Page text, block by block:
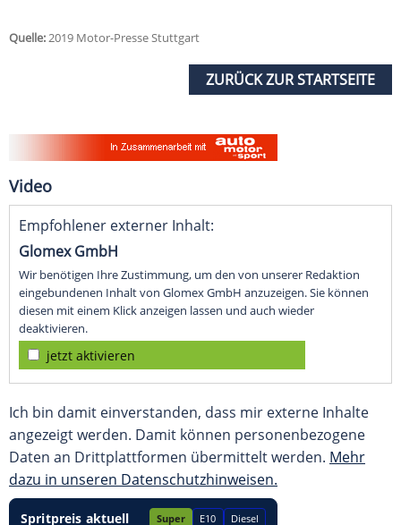
Quelle:2019 Motor-Presse Stuttgart
ZURÜCK ZUR STARTSEITE
Video
Empfohlener externer Inhalt:
Glomex GmbH
Wir benötigen Ihre Zustimmung, um den von unserer Redaktion
eingebundenen Inhalt von Glomex GmbH anzuzeigen. Sie können
diesen mit einem Klick anzeigen lassen und auch wieder
deaktivieren.
jetzt aktivieren
Ich bin damit einverstanden, dass mir externe Inhalte
angezeigt werden. Damit können personenbezogene
Daten an Drittplattformen übermittelt werden. Mehr
dazu in unseren Datenschutzhinweisen.